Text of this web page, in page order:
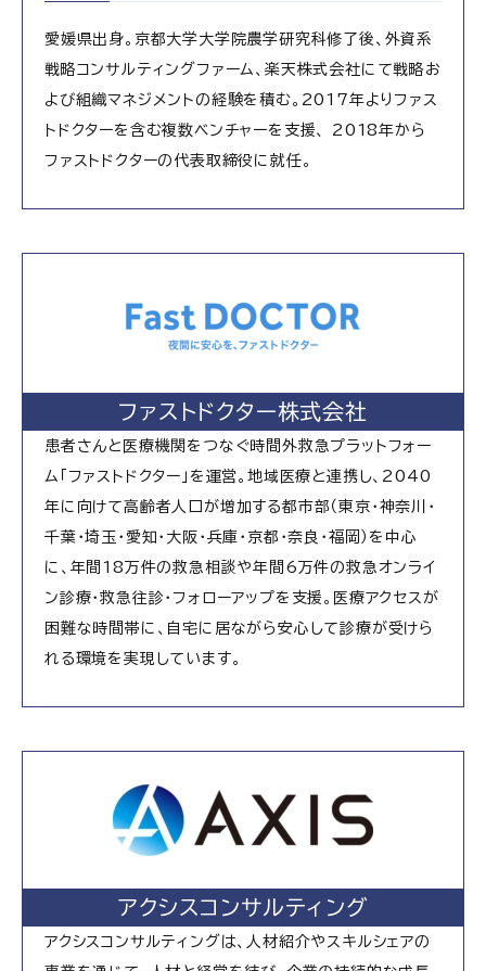
愛媛県出身。京都大学大学院農学研究科修了後、外資系
戦略コンサルティングファーム、楽天株式会社にて戦略お
よび組織マネジメントの経験を積む。2017年よりファス
トドクターを含む複数ベンチャーを支援、 2018年から
ファストドクターの代表取締役に就任。
ファストドクター株式会社
患者さんと医療機関をつなぐ時間外救急プラットフォー
ム「ファストドクター」を運営。地域医療と連携し、2040
年に向けて高齢者人口が増加する都市部（東京・神奈川・
千葉・埼玉・愛知・大阪・兵庫・京都・奈良・福岡）を中心
に、年間18万件の救急相談や年間6万件の救急オンライ
ン診療・救急往診・フォローアップを支援。医療アクセスが
困難な時間帯に、自宅に居ながら安心して診療が受けら
れる環境を実現しています。
アクシスコンサルティング
アクシスコンサルティングは、人材紹介やスキルシェアの